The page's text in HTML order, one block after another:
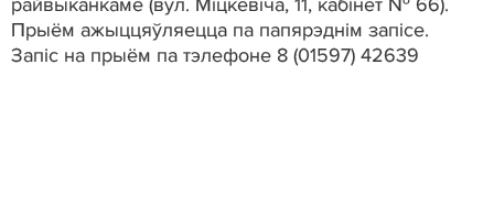
Прыём ажыццяўляецца па папярэднім запісе.
Запіс на прыём па тэлефоне 8 (01597) 42639